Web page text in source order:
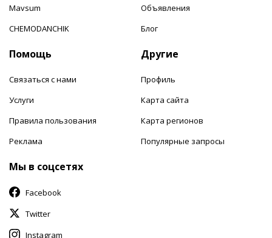
Mavsum
CHEMODANCHIK
Объявления
Блог
Помощь
Связаться с нами
Услуги
Правила пользования
Реклама
Другие
Профиль
Карта сайта
Карта регионов
Популярные запросы
Мы в соцсетях
Facebook
Twitter
Instagram